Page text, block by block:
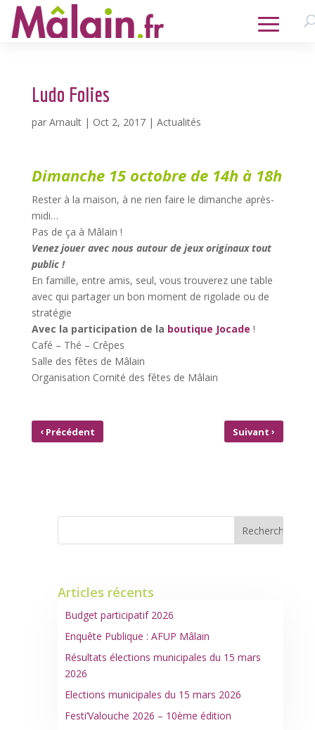
Ludo Folies
par Arnault| Oct 2, 2017| Actualités
Dimanche 15 octobre de 14h à 18h
Rester à la maison, à ne rien faire le dimanche après-
midi…
Pas de ça à Mâlain !
Venez jouer avec nous autour de jeux originaux tout
public !
En famille, entre amis, seul, vous trouverez une table
avec qui partager un bon moment de rigolade ou de
stratégie
Avec la participation de la boutique Jocade !
Café – Thé – Crêpes
Salle des fêtes de Mâlain
Organisation Comité des fêtes de Mâlain
‹Précédent Suivant›
Articles récents
Budget participatif 2026
Enquête Publique : AFUP Mâlain
Résultats élections municipales du 15 mars
2026
Elections municipales du 15 mars 2026
Festi’Valouche 2026 – 10ème édition